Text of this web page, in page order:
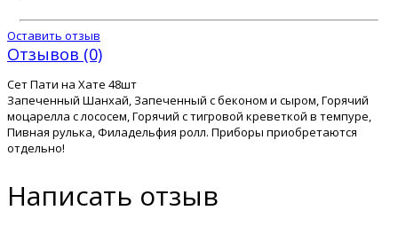
Оставить отзыв
Отзывов (0)
Сет Пати на Хате 48шт
Запеченный Шанхай, Запеченный с беконом и сыром, Горячий
моцарелла с лососем, Горячий с тигровой креветкой в темпуре,
Пивная рулька, Филадельфия ролл. Приборы приобретаются
отдельно!
Написать отзыв